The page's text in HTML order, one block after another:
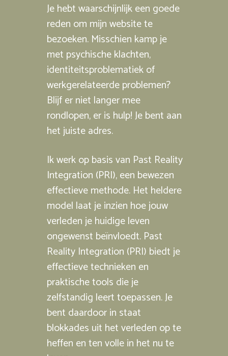
Je hebt waarschijnlijk een goede
reden om mijn website te
bezoeken. Misschien kamp je
met psychische klachten,
identiteitsproblematiek of
werkgerelateerde problemen?
Blijf er niet langer mee
rondlopen, er is hulp! Je bent aan
het juiste adres.
Ik werk op basis van Past Reality
Integration (PRI), een bewezen
effectieve methode. Het heldere
model laat je inzien hoe jouw
verleden je huidige leven
ongewenst beïnvloedt. Past
Reality Integration (PRI) biedt je
effectieve technieken en
praktische tools die je
zelfstandig leert toepassen. Je
bent daardoor in staat
blokkades uit het verleden op te
heffen en ten volle in het nu te